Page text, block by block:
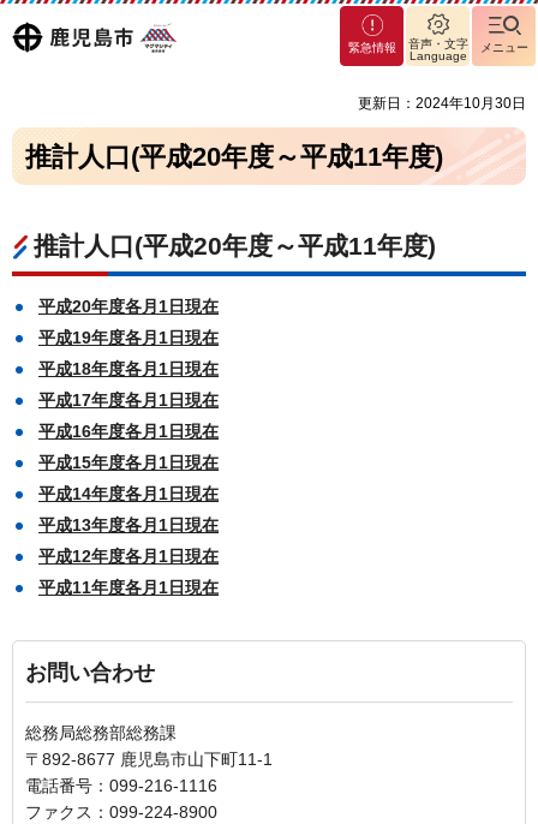
鹿児島
マグ
マシ
緊急情報
音声・文字
Language
メニュー
更新日：2024年10月30日
推計人口(平成20年度～平成11年度)
推計人口(平成20年度～平成11年度)
平成20年度各月1日現在
平成19年度各月1日現在
平成18年度各月1日現在
平成17年度各月1日現在
平成16年度各月1日現在
平成15年度各月1日現在
平成14年度各月1日現在
平成13年度各月1日現在
平成12年度各月1日現在
平成11年度各月1日現在
お問い合わせ
総務局総務部総務課
〒892-8677 鹿児島市山下町11-1
電話番号：099-216-1116
ファクス：099-224-8900